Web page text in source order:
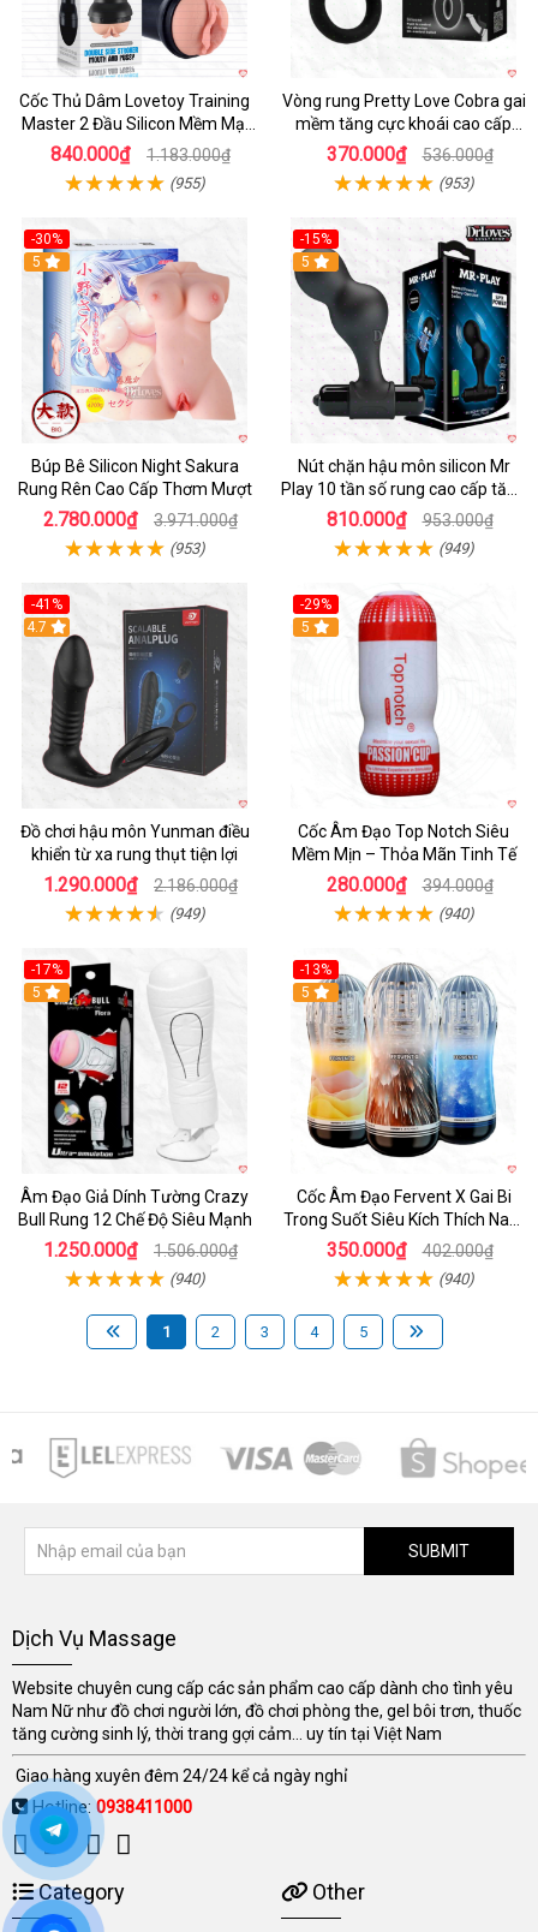
Cốc Thủ Dâm Lovetoy Training
Master 2 Đầu Silicon Mềm Mại
Tiện Lợi
840.000₫ 1.183.000₫
(955)
Vòng rung Pretty Love Cobra gai
mềm tăng cực khoái cao cấp
chính hãng
370.000₫ 536.000₫
(953)
-30%
Hot
5
Búp Bê Silicon Night Sakura
Rung Rên Cao Cấp Thơm Mượt
2.780.000₫ 3.971.000₫
(953)
-15%
Hot
5
Nút chặn hậu môn silicon Mr
Play 10 tần số rung cao cấp tăng
khoái cảm
810.000₫ 953.000₫
(949)
-41%
Hot
4.7
Đồ chơi hậu môn Yunman điều
khiển từ xa rung thụt tiện lợi
1.290.000₫ 2.186.000₫
(949)
-29%
5
Cốc Âm Đạo Top Notch Siêu
Mềm Mịn – Thỏa Mãn Tinh Tế
280.000₫ 394.000₫
(940)
-17%
5
Âm Đạo Giả Dính Tường Crazy
Bull Rung 12 Chế Độ Siêu Mạnh
1.250.000₫ 1.506.000₫
(940)
-13%
Hot
5
Cốc Âm Đạo Fervent X Gai Bi
Trong Suốt Siêu Kích Thích Nam
Giới
350.000₫ 402.000₫
(940)
1 2 3 4 5
SUBMIT
Dịch Vụ Massage
Website chuyên cung cấp các sản phẩm cao cấp dành cho tình yêu
Nam Nữ như đồ chơi người lớn, đồ chơi phòng the, gel bôi trơn, thuốc
tăng cường sinh lý, thời trang gợi cảm... uy tín tại Việt Nam
Giao hàng xuyên đêm 24/24 kể cả ngày nghỉ
Hotline: 0938411000
Category Other